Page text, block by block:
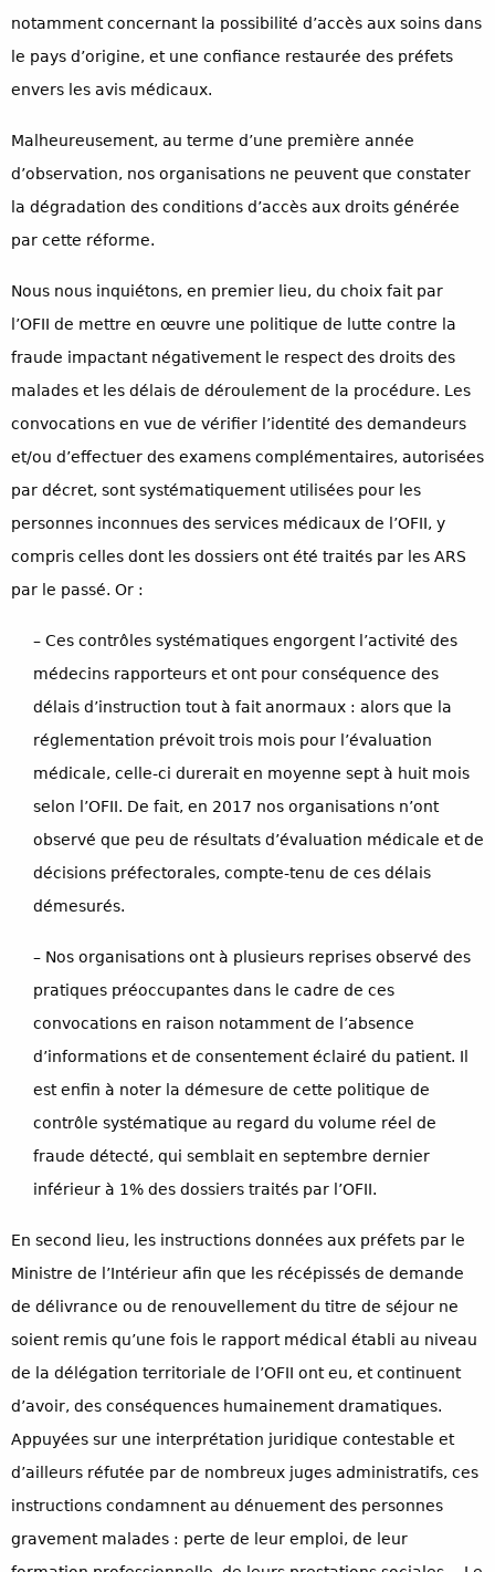
notamment concernant la possibilité d’accès aux soins dans
le pays d’origine, et une confiance restaurée des préfets
envers les avis médicaux.
Malheureusement, au terme d’une première année
d’observation, nos organisations ne peuvent que constater
la dégradation des conditions d’accès aux droits générée
par cette réforme.
Nous nous inquiétons, en premier lieu, du choix fait par
l’OFII de mettre en œuvre une politique de lutte contre la
fraude impactant négativement le respect des droits des
malades et les délais de déroulement de la procédure. Les
convocations en vue de vérifier l’identité des demandeurs
et/ou d’effectuer des examens complémentaires, autorisées
par décret, sont systématiquement utilisées pour les
personnes inconnues des services médicaux de l’OFII, y
compris celles dont les dossiers ont été traités par les ARS
par le passé. Or :
– Ces contrôles systématiques engorgent l’activité des
médecins rapporteurs et ont pour conséquence des
délais d’instruction tout à fait anormaux : alors que la
réglementation prévoit trois mois pour l’évaluation
médicale, celle-ci durerait en moyenne sept à huit mois
selon l’OFII. De fait, en 2017 nos organisations n’ont
observé que peu de résultats d’évaluation médicale et de
décisions préfectorales, compte-tenu de ces délais
démesurés.
– Nos organisations ont à plusieurs reprises observé des
pratiques préoccupantes dans le cadre de ces
convocations en raison notamment de l’absence
d’informations et de consentement éclairé du patient. Il
est enfin à noter la démesure de cette politique de
contrôle systématique au regard du volume réel de
fraude détecté, qui semblait en septembre dernier
inférieur à 1% des dossiers traités par l’OFII.
En second lieu, les instructions données aux préfets par le
Ministre de l’Intérieur afin que les récépissés de demande
de délivrance ou de renouvellement du titre de séjour ne
soient remis qu’une fois le rapport médical établi au niveau
de la délégation territoriale de l’OFII ont eu, et continuent
d’avoir, des conséquences humainement dramatiques.
Appuyées sur une interprétation juridique contestable et
d’ailleurs réfutée par de nombreux juges administratifs, ces
instructions condamnent au dénuement des personnes
gravement malades : perte de leur emploi, de leur